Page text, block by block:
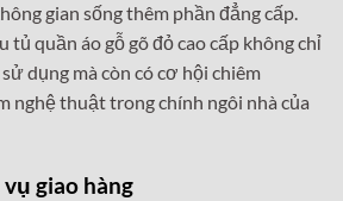
gian sống thêm phần đẳng cấp.
quần áo gỗ gõ đỏ cao cấp không chỉ
dụng mà còn có cơ hội chiêm
nghệ thuật trong chính ngôi nhà của
giao hàng